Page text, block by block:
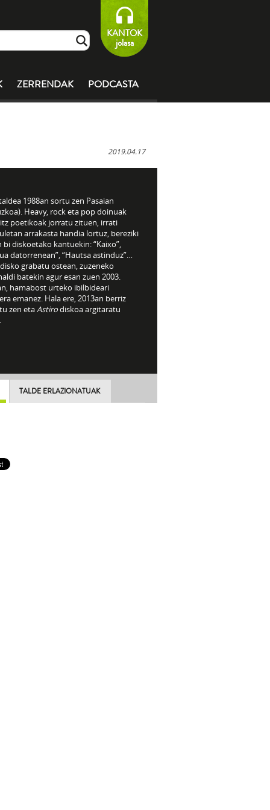
KANTOK
jolasa
ZERRENDAK PODCASTA
2019.04.17
1988an sortu zen Pasaian
Heavy, rock eta pop doinuak
poetikoak jorratu zituen, irrati
arrakasta handia lortuz, bereziki
bi diskoetako kantuekin: “Kaixo”,
datorrenean”, “Hautsa astinduz”…
grabatu ostean, zuzeneko
batekin agur esan zuen 2003.
hamabost urteko ibilbideari
emanez. Hala ere, 2013an berriz
zen etaAstirodiskoa argitaratu
TALDE ERLAZIONATUAK